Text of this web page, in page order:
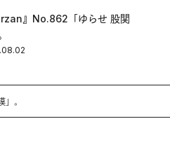
』No.862「ゆらせ 股関
。